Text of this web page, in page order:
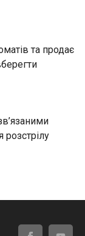
та продає